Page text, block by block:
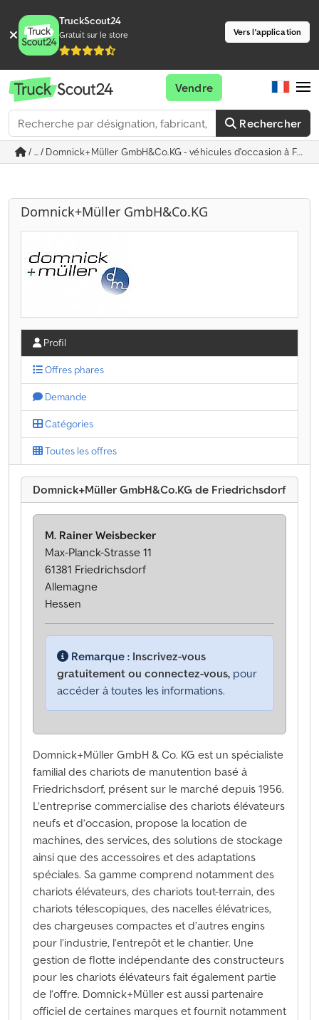
TruckScout24
Gratuit sur le store Vers l'application
Rechercher
Vendre
/ ... / Domnick+Müller GmbH&Co.KG - véhicules d'occasion à
Domnick+Müller GmbH&Co.KG
Profil
Offres phares
Demande
Catégories
Toutes les offres
Domnick+Müller GmbH&Co.KG de Friedrichsdorf
Domnick+Müller GmbH & Co. KG est un spécialiste
familial des chariots de manutention basé à
Friedrichsdorf, présent sur le marché depuis 1956.
L’entreprise commercialise des chariots élévateurs
neufs et d’occasion, propose la location de
machines, des services, des solutions de stockage
ainsi que des accessoires et des adaptations
spéciales. Sa gamme comprend notamment des
chariots élévateurs, des chariots tout-terrain, des
chariots télescopiques, des nacelles élévatrices,
des chargeuses compactes et d’autres engins
pour l’industrie, l’entrepôt et le chantier. Une
gestion de flotte indépendante des constructeurs
pour les chariots élévateurs fait également partie
de l’offre. Domnick+Müller est aussi partenaire
officiel de certaines marques et fournit notamment
M. Rainer Weisbecker
Max-Planck-Strasse 11
61381 Friedrichsdorf
Allemagne
Hessen
Remarque : Inscrivez-vous
gratuitement ou connectez-vous, pour
accéder à toutes les informations.